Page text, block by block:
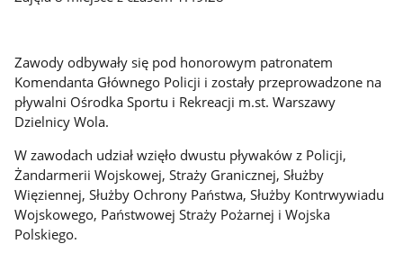
Zawody odbywały się pod honorowym patronatem
Komendanta Głównego Policji i zostały przeprowadzone na
pływalni Ośrodka Sportu i Rekreacji m.st. Warszawy
Dzielnicy Wola.
W zawodach udział wzięło dwustu pływaków z Policji,
Żandarmerii Wojskowej, Straży Granicznej, Służby
Więziennej, Służby Ochrony Państwa, Służby Kontrwywiadu
Wojskowego, Państwowej Straży Pożarnej i Wojska
Polskiego.